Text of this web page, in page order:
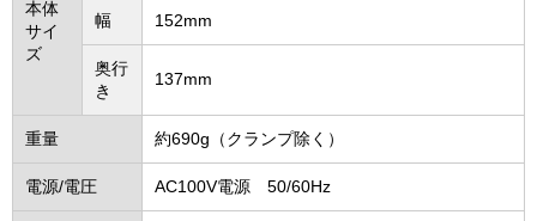
本体
サイ
ズ
幅 152mm
奥行
き
137mm
重量 約690g（クランプ除く）
電源/電圧 AC100V電源 50/60Hz